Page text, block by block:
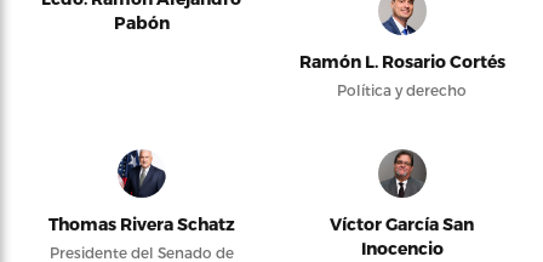
Pabón
Ramón L. Rosario Cortés
Política y derecho
Thomas Rivera Schatz
Presidente del Senado de
Víctor García San
Inocencio